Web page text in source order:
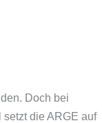
Doch bei
die ARGE auf